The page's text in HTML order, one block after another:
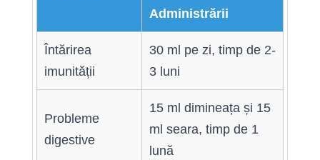
Administrării
Întărirea
imunității
30 ml pe zi, timp de 2-
3 luni
Probleme
digestive
15 ml dimineața și 15
ml seara, timp de 1
lună